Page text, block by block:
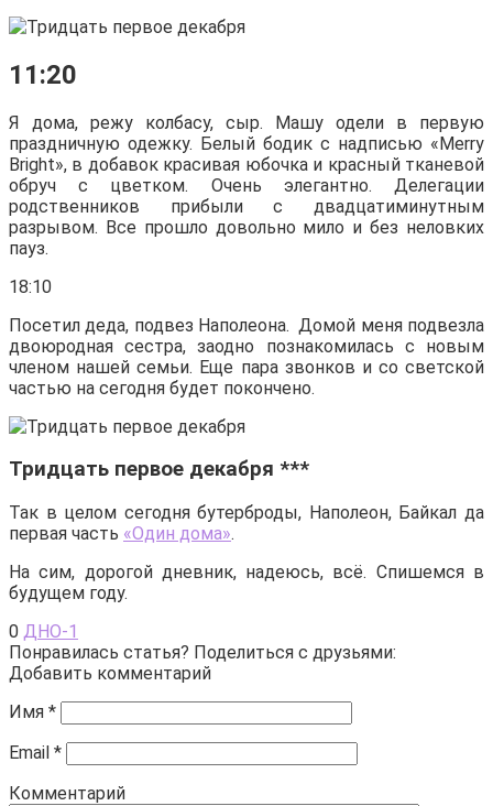
11:20
Я дома, режу колбасу, сыр. Машу одели в первую
праздничную одежку. Белый бодик с надписью «Merry
Bright», в добавок красивая юбочка и красный тканевой
обруч с цветком. Очень элегантно. Делегации
родственников прибыли с двадцатиминутным
разрывом. Все прошло довольно мило и без неловких
пауз.
18:10
Посетил деда, подвез Наполеона. Домой меня подвезла
двоюродная сестра, заодно познакомилась с новым
членом нашей семьи. Еще пара звонков и со светской
частью на сегодня будет покончено.
Тридцать первое декабря ***
Так в целом сегодня бутерброды, Наполеон, Байкал да
первая часть «Один дома».
На сим, дорогой дневник, надеюсь, всё. Спишемся в
будущем году.
0 ДНО-1
Понравилась статья? Поделиться с друзьями:
Добавить комментарий
Имя *
Email *
Комментарий